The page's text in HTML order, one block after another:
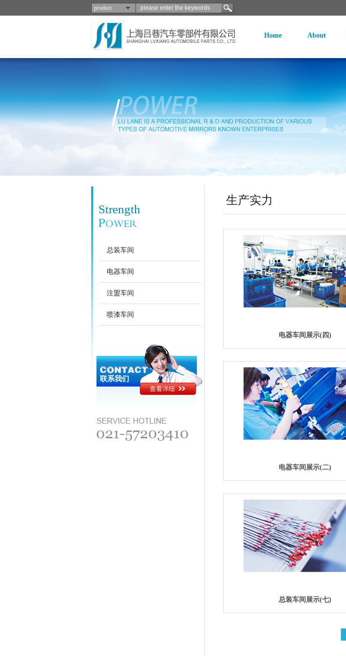
product
Home About
Strength
总装车间
电器车间
注盟车间
喷漆车间
查看详细
联系我们
生产实力
电器车间展示(四)
电器车间展示(二)
总装车间展示(七)